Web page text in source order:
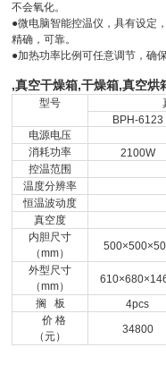
不会氧化。
●微电脑智能控温仪，具有设定
精确，可靠。
●加热功率比例可任意调节，确
,真空干燥箱,干燥箱,真空烘
型号
BPH-6123
电源电压
消耗功率
2100W
控温范围
温度分辨率
恒温波动度
真空度
内胆尺寸
（mm）
外型尺寸
（mm）
搁
板 4pcs
价 格
（元）
34800